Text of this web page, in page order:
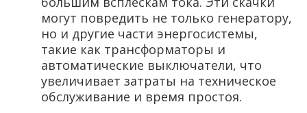
могут повредить не только генератору,
но и другие части энергосистемы,
такие как трансформаторы и
автоматические выключатели, что
увеличивает затраты на техническое
обслуживание и время простоя.